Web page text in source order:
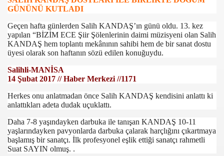
GÜNÜNÜ KUTLADI
Geçen hafta günlerden Salih KANDAŞ’ın günü oldu. 13. kez
yapılan “BİZİM ECE Şiir Şölenlerinin daimi müzisyeni olan Salih
KANDAŞ hem toplantı mekânının sahibi hem de bir sanat dostu
üyesi olarak son haftanın sözü edilen konuğuydu.
Salihli-MANİSA
14 Şubat 2017 // Haber Merkezi //1171
Herkes onu anlatmadan önce Salih KANDAŞ kendisini anlattı ki
anlattıkları adeta dudak uçuklattı.
Daha 7-8 yaşındayken darbuka ile tanışan KANDAŞ 10-11
yaşlarındayken pavyonlarda darbuka çalarak harçlığını çıkartmaya
başlamış bir sanatçı. İlk profesyonel eşlik ettiği sanatçı rahmetli
Suat SAYIN olmuş. .